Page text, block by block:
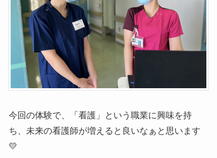
今回の体験で、「看護」という職業に興味を持
ち、未来の看護師が増えると良いなぁと思います
💛